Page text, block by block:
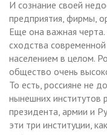
И сознание своей
предприятия, фирмы,
Еще она важная черта.
сходства
населением в целом.
общество очень
То есть, россияне не
нынешних институтов
президента, армии и
эти три институции,